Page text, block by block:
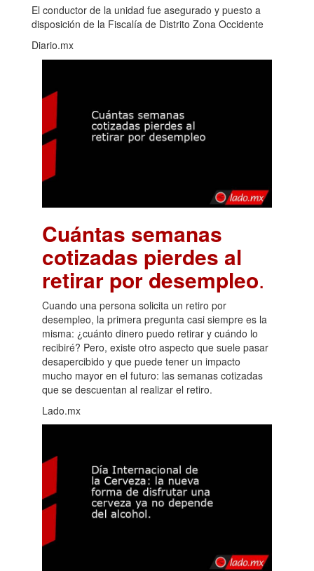
El conductor de la unidad fue asegurado y puesto a
disposición de la Fiscalía de Distrito Zona Occidente
Diario.mx
Cuántas semanas
cotizadas pierdes al
retirar por desempleo.
Cuando una persona solicita un retiro por
desempleo, la primera pregunta casi siempre es la
misma: ¿cuánto dinero puedo retirar y cuándo lo
recibiré? Pero, existe otro aspecto que suele pasar
desapercibido y que puede tener un impacto
mucho mayor en el futuro: las semanas cotizadas
que se descuentan al realizar el retiro.
Lado.mx